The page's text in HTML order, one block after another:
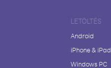
LETÖLTÉS
Android
iPhone & iPad
Windows PC